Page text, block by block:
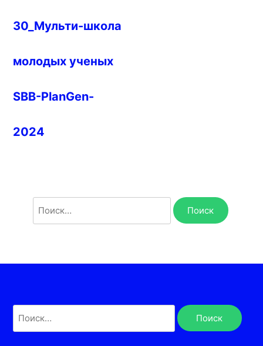
записям
30_Мульти-школа
молодых ученых
SBB-PlanGen-
2024
Найти: